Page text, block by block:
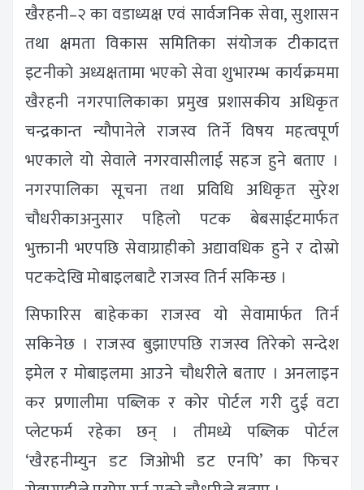
खैरहनी–२ का वडाध्यक्ष एवं सार्वजनिक सेवा, सुशासन
तथा क्षमता विकास समितिका संयोजक टीकादत्त
इटनीको अध्यक्षतामा भएको सेवा शुभारम्भ कार्यक्रममा
खैरहनी नगरपालिकाका प्रमुख प्रशासकीय अधिकृत
चन्द्रकान्त न्यौपानेले राजस्व तिर्ने विषय महत्वपूर्ण
भएकाले यो सेवाले नगरवासीलाई सहज हुने बताए ।
नगरपालिका सूचना तथा प्रविधि अधिकृत सुरेश
चौधरीकाअनुसार पहिलो पटक बेबसाईटमार्फत
भुक्तानी भएपछि सेवाग्राहीको अद्यावधिक हुने र दोस्रो
पटकदेखि मोबाइलबाटै राजस्व तिर्न सकिन्छ ।
सिफारिस बाहेकका राजस्व यो सेवामार्फत तिर्न
सकिनेछ । राजस्व बुझाएपछि राजस्व तिरेको सन्देश
इमेल र मोबाइलमा आउने चौधरीले बताए । अनलाइन
कर प्रणालीमा पब्लिक र कोर पोर्टल गरी दुई वटा
प्लेटफर्म रहेका छन् । तीमध्ये पब्लिक पोर्टल
‘खैरहनीम्युन डट जिओभी डट एनपि’ का फिचर